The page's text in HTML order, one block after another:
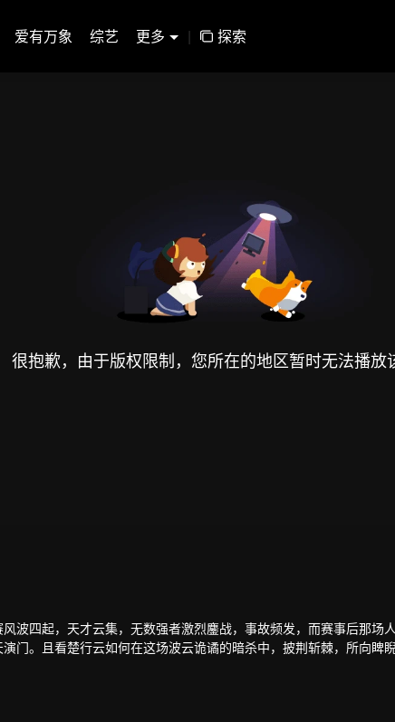
爱有万象 综艺 更多 | 探索
很抱歉，由于版权限制，您所在的地区暂时无法播放
波四起，天才云集，无数强者激烈鏖战，事故频发，而赛事后那场
。且看楚行云如何在这场波云诡谲的暗杀中，披荆斩棘，所向睥睨